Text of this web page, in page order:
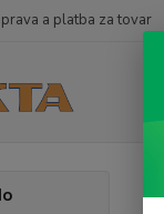
a platba za tovar